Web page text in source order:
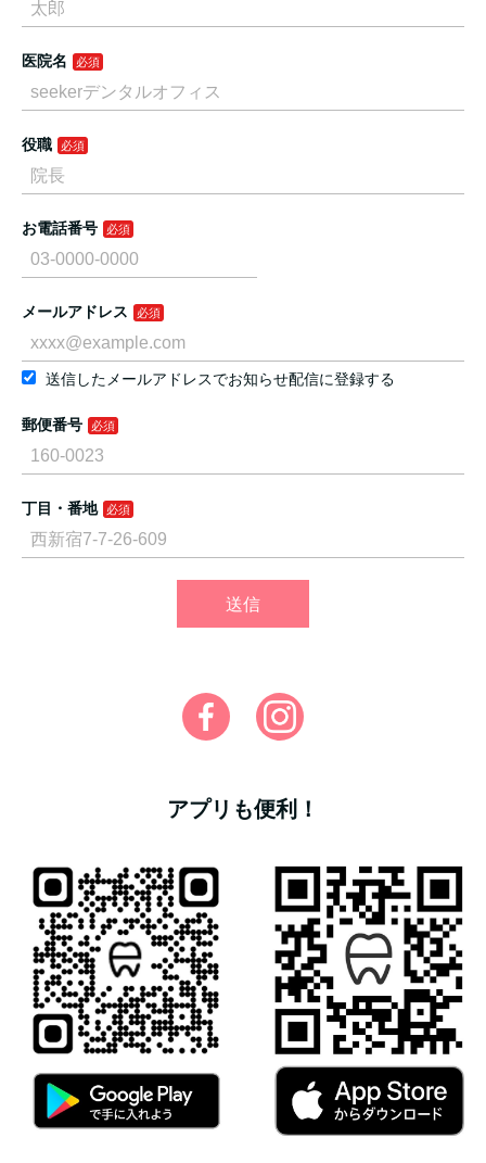
医院名
役職
お電話番号
メールアドレス
送信したメールアドレスでお知らせ配信に登録する
郵便番号
丁目・番地
送信
アプリも便利！